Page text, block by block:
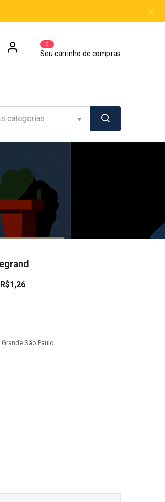
Seu carrinho de compras
0
categorias
R$1,26
São Paulo.